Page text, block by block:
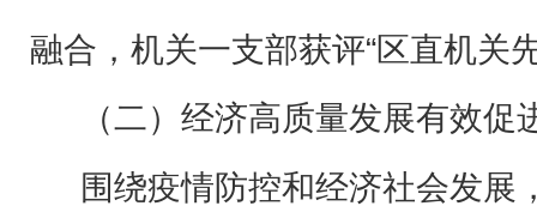
融合，机关一支部获评“区直机关
（二）经济高质量发展有效促
围绕疫情防控和经济社会发展